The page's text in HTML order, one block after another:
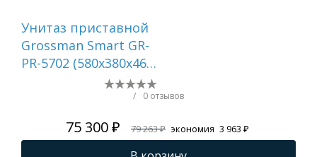
Унитаз приставной
Grossman Smart GR-
PR-5702 (580х380х460)
белый,1 место
/ 0 отзывов
75 300 ₽ 79 263 ₽ экономия 3 963 ₽